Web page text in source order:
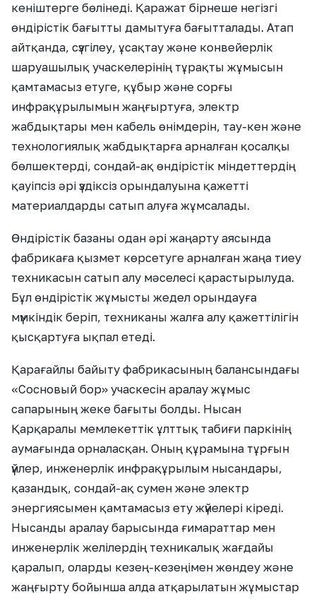
кеніштерге бөлінеді. Қаражат бірнеше негізгі
өндірістік бағытты дамытуға бағытталады. Атап
айтқанда, сүзгілеу, ұсақтау және конвейерлік
шаруашылық учаскелерінің тұрақты жұмысын
қамтамасыз етуге, құбыр және сорғы
инфрақұрылымын жаңғыртуға, электр
жабдықтары мен кабель өнімдерін, тау-кен және
технологиялық жабдықтарға арналған қосалқы
бөлшектерді, сондай-ақ өндірістік міндеттердің
қауіпсіз әрі үздіксіз орындалуына қажетті
материалдарды сатып алуға жұмсалады.
Өндірістік базаны одан әрі жаңарту аясында
фабрикаға қызмет көрсетуге арналған жаңа тиеу
техникасын сатып алу мәселесі қарастырылуда.
Бұл өндірістік жұмысты жедел орындауға
мүмкіндік беріп, техниканы жалға алу қажеттілігін
қысқартуға ықпал етеді.
Қарағайлы байыту фабрикасының балансындағы
«Сосновый бор» учаскесін аралау жұмыс
сапарының жеке бағыты болды. Нысан
Қарқаралы мемлекеттік ұлттық табиғи паркінің
аумағында орналасқан. Оның құрамына тұрғын
үйлер, инженерлік инфрақұрылым нысандары,
қазандық, сондай-ақ сумен және электр
энергиясымен қамтамасыз ету жүйелері кіреді.
Нысанды аралау барысында ғимараттар мен
инженерлік желілердің техникалық жағдайы
қаралып, оларды кезең-кезеңімен жөндеу және
жаңғырту бойынша алда атқарылатын жұмыстар